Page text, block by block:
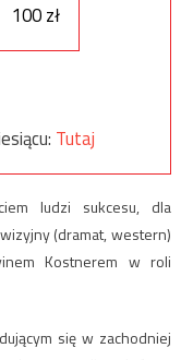
100 zł
Tutaj
ludzi sukcesu, dla
(dramat, western)
Kostnerem w roli
się w zachodniej